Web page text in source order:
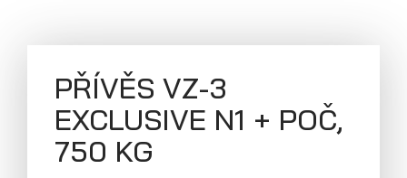
Náhradní díly
Servis
Skladové přívěsy
Praktické informace
Kariéra
PŘÍVĚS VZ-3
EXCLUSIVE N1 + POČ,
750 KG